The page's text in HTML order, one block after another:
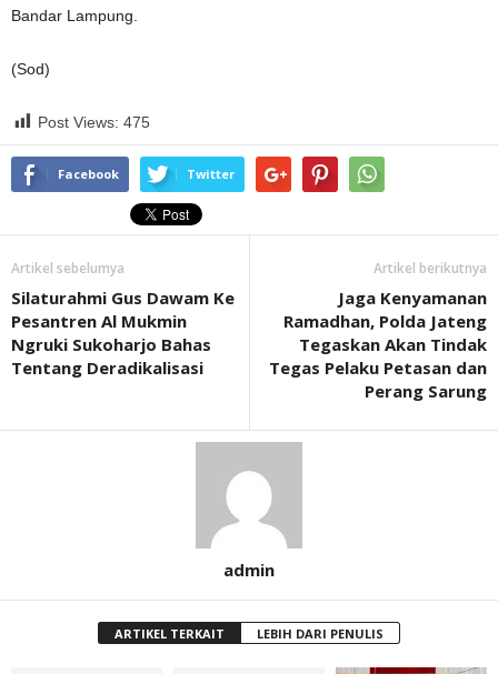
Bandar Lampung.
(Sod)
Post Views: 475
Facebook Twitter
Artikel sebelumya
Silaturahmi Gus Dawam Ke
Pesantren Al Mukmin
Ngruki Sukoharjo Bahas
Tentang Deradikalisasi
Artikel berikutnya
Jaga Kenyamanan
Ramadhan, Polda Jateng
Tegaskan Akan Tindak
Tegas Pelaku Petasan dan
Perang Sarung
admin
ARTIKEL TERKAIT LEBIH DARI PENULIS